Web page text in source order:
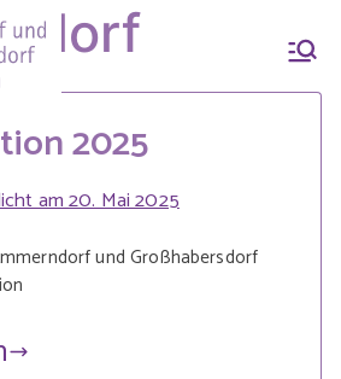
Ammern
dorf &
Großhab
Großhabersdorf
2025
am20. Mai 2025
und Großhabersdorf